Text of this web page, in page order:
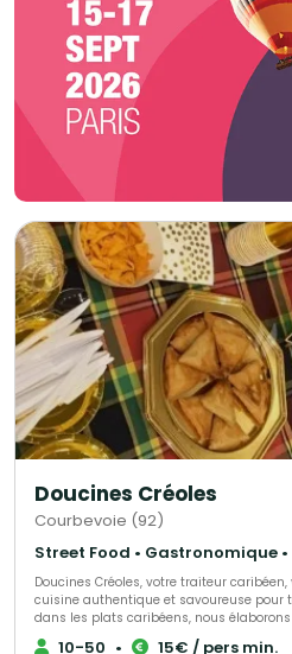
Doucines Créoles
Courbevoie (92)
Street Food • Gastronomique
Doucines Créoles, votre traiteur
cuisine authentique et savoureuse pour
dans les plats caribéens, nous
d’ingrédients de qualité, alliant savoir-
10-50 • 15€ / pers min.